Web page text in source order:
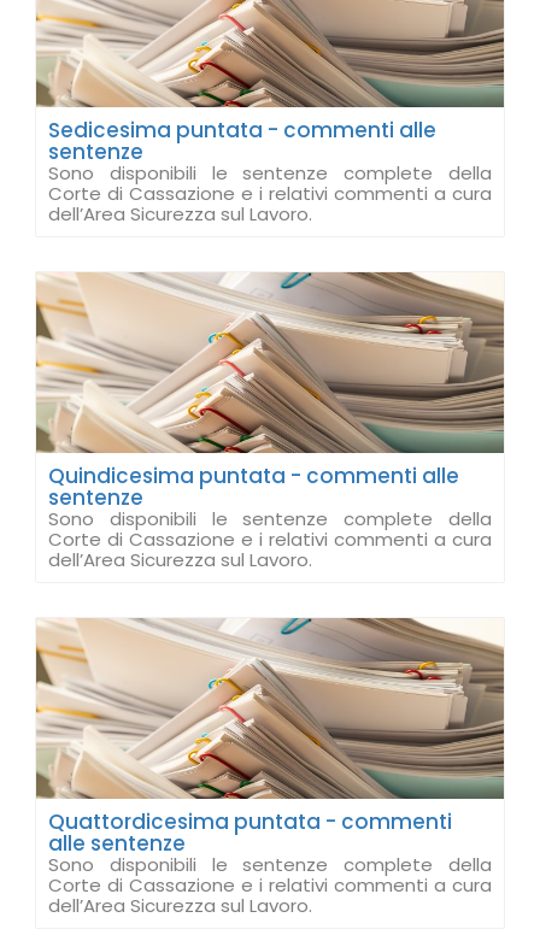
Sedicesima puntata - commenti alle
sentenze
Sono disponibili le sentenze complete della
Corte di Cassazione e i relativi commenti a cura
dell’Area Sicurezza sul Lavoro.
Quindicesima puntata - commenti alle
sentenze
Sono disponibili le sentenze complete della
Corte di Cassazione e i relativi commenti a cura
dell’Area Sicurezza sul Lavoro.
Quattordicesima puntata - commenti
alle sentenze
Sono disponibili le sentenze complete della
Corte di Cassazione e i relativi commenti a cura
dell’Area Sicurezza sul Lavoro.